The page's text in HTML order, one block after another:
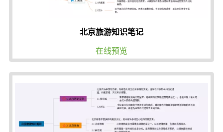
北京旅游知识笔记
在线预览